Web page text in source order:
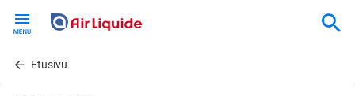
contentEtusivu